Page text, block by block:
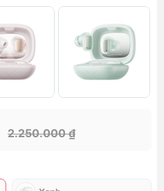
2.250.000 ₫